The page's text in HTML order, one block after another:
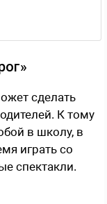
сделать
К тому
в школу, в
играть со
спектакли.